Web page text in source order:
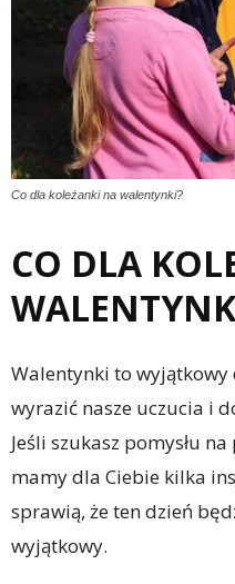
Co dla koleżanki na walentynki?
CO DLA
Walentynki to wyjątkowy
wyrazić nasze uczucia i
Jeśli szukasz pomysłu
mamy dla Ciebie kilka
sprawią, że ten dzień
wyjątkowy.